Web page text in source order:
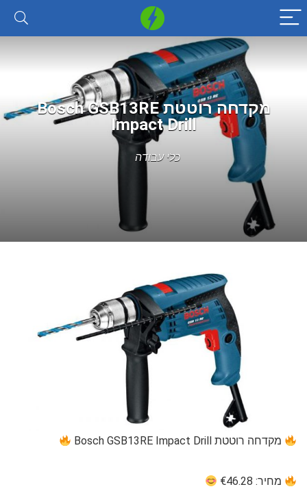
מקדחה רוטטת Bosch GSB13RE
Impact Drill
כלי עבודה
מקדחה רוטטת Bosch GSB13RE Impact Drill
מחיר: €46.28